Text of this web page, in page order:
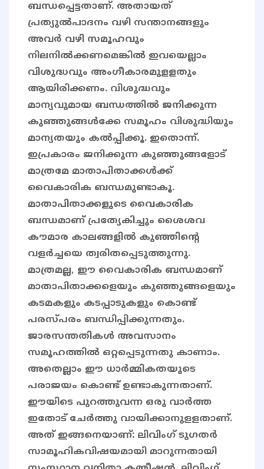
ബന്ധപ്പെട്ടതാണ്. അതായത്
പ്രത്യുൽപാദനം വഴി സന്താനങ്ങളും
അവർ വഴി സമൂഹവും
നിലനിൽക്കണമെങ്കിൽ ഇവയെല്ലാം
വിശുദ്ധവും അംഗീകാരമുളളതും
ആയിരിക്കണം. വിശുദ്ധവും
മാന്യവുമായ ബന്ധത്തിൽ ജനിക്കുന്ന
കുഞ്ഞുങ്ങൾക്കേ സമൂഹം വിശുദ്ധിയും
മാന്യതയും കൽപ്പിക്കൂ. ഇതൊന്ന്.
ഇപ്രകാരം ജനിക്കുന്ന കുഞ്ഞുങ്ങളോട്
മാത്രമേ മാതാപിതാക്കൾക്ക്
വൈകാരിക ബന്ധമുണ്ടാകൂ.
മാതാപിതാക്കളുടെ വൈകാരിക
ബന്ധമാണ് പ്രത്യേകിച്ചും ശൈശവ
കൗമാര കാലങ്ങളിൽ കുഞ്ഞിന്റെ
വളർച്ചയെ ത്വരിതപ്പെടുത്തുന്നു.
മാത്രമല്ല, ഈ വൈകാരിക ബന്ധമാണ്
മാതാപിതാക്കളെയും കുഞ്ഞുങ്ങളെയും
കടമകളും കടപ്പാടുകളും കൊണ്ട്
പരസ്പരം ബന്ധിപ്പിക്കുന്നതും.
ജാരസന്തതികൾ അവസാനം
സമൂഹത്തിൽ ഒറ്റപ്പെടുന്നതു കാണാം.
അതെല്ലാം ഈ ധാർമ്മികതയുടെ
പരാജയം കൊണ്ട് ഉണ്ടാകുന്നതാണ്.
ഈയിടെ പുറത്തുവന്ന ഒരു വാര്‍ത്ത
ഇതോട് ചേർത്തു വായിക്കാനുളളതാണ്.
അത് ഇങ്ങനെയാണ്: ലിവിംഗ് ടുഗതര്‍
സാമൂഹികവിഷയമായി മാറുന്നതായി